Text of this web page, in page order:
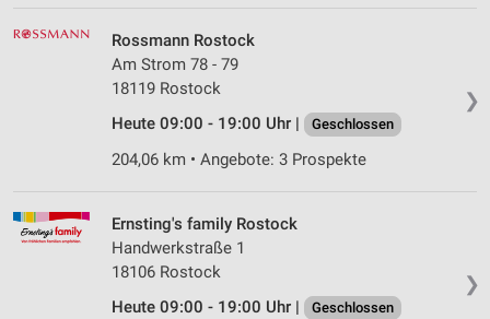
❯
Rossmann Rostock
Am Strom 78 - 79
18119 Rostock
Heute 09:00 - 19:00 Uhr |
Geschlossen
204,06 km • Angebote: 3 Prospekte
❯
Ernsting's family Rostock
Handwerkstraße 1
18106 Rostock
Heute 09:00 - 19:00 Uhr |
Geschlossen